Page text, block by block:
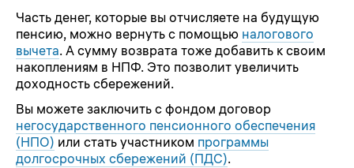
Часть денег, которые вы отчисляете на будущую
пенсию, можно вернуть с помощью налогового
вычета. А сумму возврата тоже добавить к своим
накоплениям в НПФ. Это позволит увеличить
доходность сбережений.
Вы можете заключить с фондом договор
негосударственного пенсионного обеспечения
(НПО) или стать участником программы
долгосрочных сбережений (ПДС).